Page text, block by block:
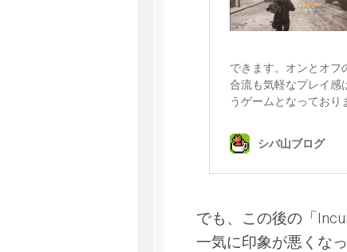
でも、この後の「
一気に印象が悪くな